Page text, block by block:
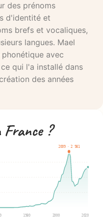
des prénoms
d'identité et
brefs et vocaliques,
langues. Mael
avec
qui l'a installé dans
des années
France ?
1980 2000 2020
2009 · 2 981